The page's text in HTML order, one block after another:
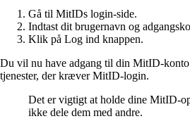
Gå til MitIDs login-side.
Indtast dit brugernavn og
Klik på Log ind knappen.
Du vil nu have adgang til din MitID-
tjenester, der kræver MitID-login.
Det er vigtigt at holde dine MitID-
ikke dele dem med andre.